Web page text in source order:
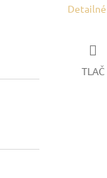
TLAČ